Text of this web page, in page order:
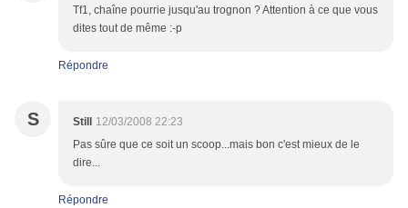
Tf1, chaîne pourrie jusqu'au trognon ? Attention à ce que vous
dites tout de même :-p
Répondre
S Still
12/03/2008 22:23
Pas sûre que ce soit un scoop...mais bon c'est mieux de le
dire...
Répondre